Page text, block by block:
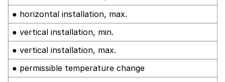
● horizontal installation, max.
● vertical installation, min.
● vertical installation, max.
● permissible temperature change